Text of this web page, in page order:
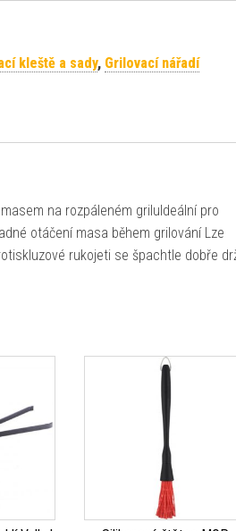
kleště a sady, Grilovací nářadí
na rozpáleném griluIdeální pro
otáčení masa během grilování Lze
rukojeti se špachtle dobře